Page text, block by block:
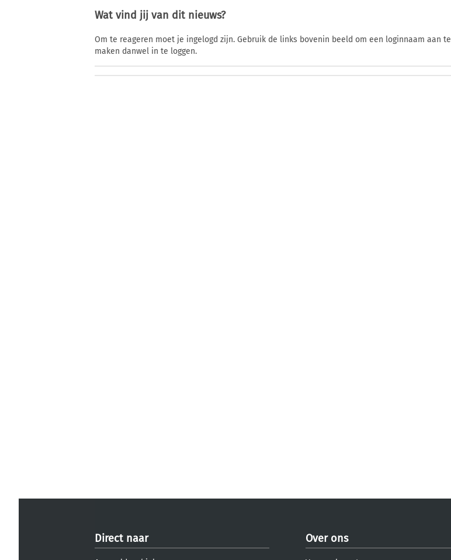
Wat vind jij van dit nieuws?
Om te reageren moet je ingelogd zijn. Gebruik de links bovenin beeld om een loginnaam aan te
maken danwel in te loggen.
Direct naar Over ons